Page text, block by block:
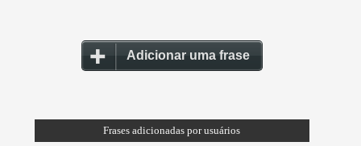
Adicionar uma frase
Frases adicionadas por usuários